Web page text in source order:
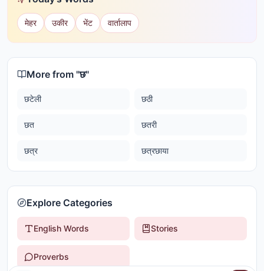
मेहर उकीर भेंट वार्तालाप
More from "छ"
छटेली छठी
छत छतरी
छत्र छत्रछाया
Explore Categories
English Words Stories
Proverbs